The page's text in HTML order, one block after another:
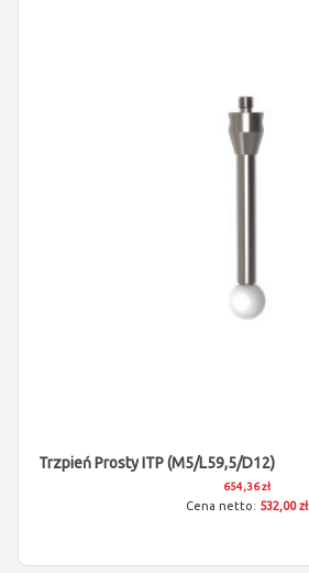
Trzpień Prosty ITP (M5/L59,5/D12)
654,36 zł
532,00 zł